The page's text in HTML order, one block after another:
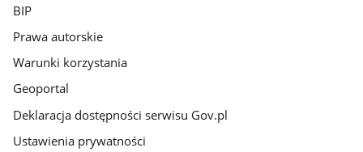
BIP
Prawa autorskie
Warunki korzystania
Geoportal
Deklaracja dostępności serwisu Gov.pl
Ustawienia prywatności